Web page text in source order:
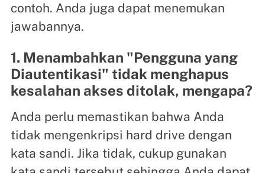
contoh. Anda juga dapat menemukan
jawabannya.
1. Menambahkan "Pengguna yang
Diautentikasi" tidak menghapus
kesalahan akses ditolak, mengapa?
Anda perlu memastikan bahwa Anda
tidak mengenkripsi hard drive dengan
kata sandi. Jika tidak, cukup gunakan